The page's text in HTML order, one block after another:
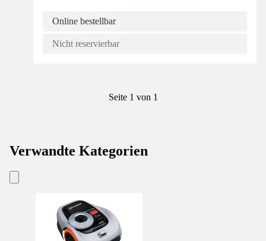
Online bestellbar
Nicht reservierbar
Seite 1 von 1
Verwandte Kategorien